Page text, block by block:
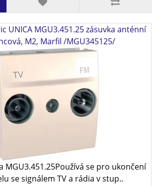
UNICA MGU3.451.25 zásuvka anténní
M2, Marfil /MGU345125/
MGU3.451.25Používá se pro ukončení
se signálem TV a rádia v stup..